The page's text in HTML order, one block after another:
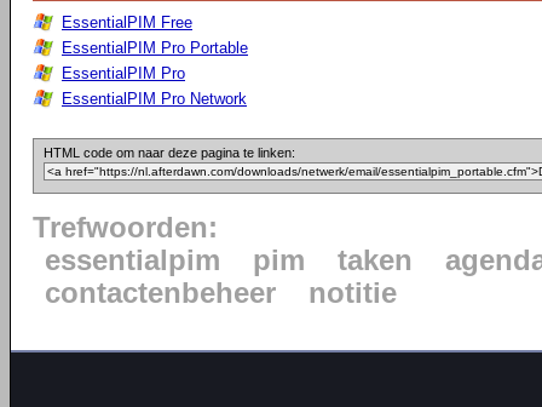
EssentialPIM Free
EssentialPIM Pro Portable
EssentialPIM Pro
EssentialPIM Pro Network
HTML code om naar deze pagina te linken:
Trefwoorden:
essentialpim
pim taken
contactenbeheer
notitie